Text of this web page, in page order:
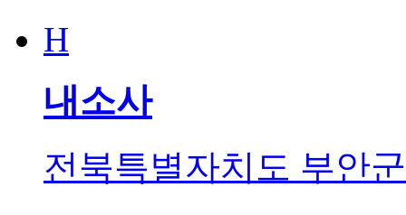
H
내소사
전북특별자치도 부안